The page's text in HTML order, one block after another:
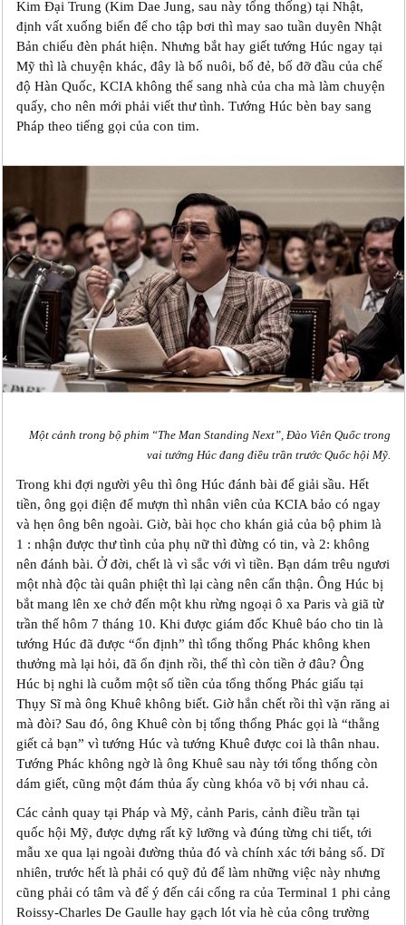
Kim Đại Trung (Kim Dae Jung, sau này tổng thống) tại Nhật,
định vất xuống biển để cho tập bơi thì may sao tuần duyên Nhật
Bản chiếu đèn phát hiện. Nhưng bắt hay giết tướng Húc ngay tại
Mỹ thì là chuyện khác, đây là bố nuôi, bố đẻ, bố đỡ đầu của chế
độ Hàn Quốc, KCIA không thể sang nhà của cha mà làm chuyện
quấy, cho nên mới phải viết thư tình. Tướng Húc bèn bay sang
Pháp theo tiếng gọi của con tim.
Một cảnh trong bộ phim “The Man Standing Next”, Đào Viên Quốc trong
vai tướng Húc đang điều trần trước Quốc hội Mỹ.
Trong khi đợi người yêu thì ông Húc đánh bài để giải sầu. Hết
tiền, ông gọi điện để mượn thì nhân viên của KCIA bảo có ngay
và hẹn ông bên ngoài. Giờ, bài học cho khán giả của bộ phim là
1 : nhận được thư tình của phụ nữ thì đừng có tin, và 2: không
nên đánh bài. Ở đời, chết là vì sắc với vì tiền. Bạn dám trêu ngươi
một nhà độc tài quân phiệt thì lại càng nên cẩn thận. Ông Húc bị
bắt mang lên xe chở đến một khu rừng ngoại ô xa Paris và giã từ
trần thế hôm 7 tháng 10. Khi được giám đốc Khuê báo cho tin là
tướng Húc đã được “ổn định” thì tổng thống Phác không khen
thưởng mà lại hỏi, đã ổn định rồi, thế thì còn tiền ở đâu? Ông
Húc bị nghi là cuỗm một số tiền của tổng thống Phác giấu tại
Thụy Sĩ mà ông Khuê không biết. Giờ hắn chết rồi thì vặn răng ai
mà đòi? Sau đó, ông Khuê còn bị tổng thống Phác gọi là “thằng
giết cả bạn” vì tướng Húc và tướng Khuê được coi là thân nhau.
Tướng Phác không ngờ là ông Khuê sau này tới tổng thống còn
dám giết, cũng một đám thủa ấy cùng khóa võ bị với nhau cả.
Các cảnh quay tại Pháp và Mỹ, cảnh Paris, cảnh điều trần tại
quốc hội Mỹ, được dựng rất kỹ lưỡng và đúng từng chi tiết, tới
mẫu xe qua lại ngoài đường thủa đó và chính xác tới bảng số. Dĩ
nhiên, trước hết là phải có quỹ đủ để làm những việc này nhưng
cũng phải có tâm và để ý đến cái cổng ra của Terminal 1 phi cảng
Roissy-Charles De Gaulle hay gạch lót vỉa hè của công trường